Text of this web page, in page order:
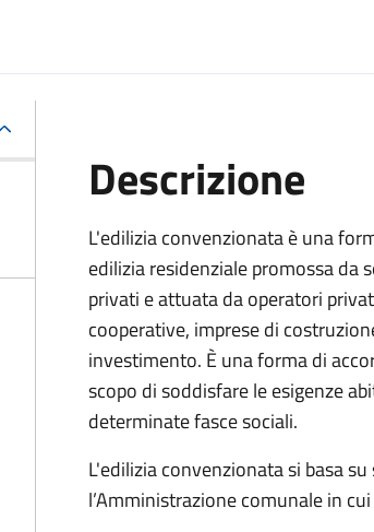
Descrizione
L'edilizia convenzionata è una
edilizia residenziale promossa da
privati e attuata da operatori
cooperative, imprese di
investimento. È una forma di
scopo di soddisfare le esigenze
determinate fasce sociali.
L'edilizia convenzionata si basa
l’Amministrazione comunale in